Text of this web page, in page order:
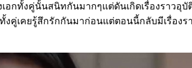
เอกทั้งคู่นั้นสนิทกันมากๆแต่ดันเกิดเรื่องราว
คู่เคยรู้สึกรักกันมาก่อนแต่ตอนนี้กลับมีเรื่อง